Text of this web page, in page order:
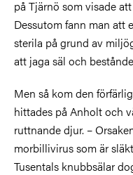
på Tjärnö som visade
Dessutom fann man att
sterila på grund av
att jaga säl och
Men så kom den
hittades på Anholt och
ruttnande djur. –
morbillivirus som är
Tusentals knubbsälar